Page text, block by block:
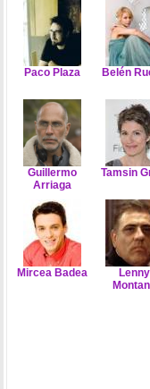
Paco Plaza Belén
Guillermo
Arriaga
Tamsin
Mircea Badea
Lenny